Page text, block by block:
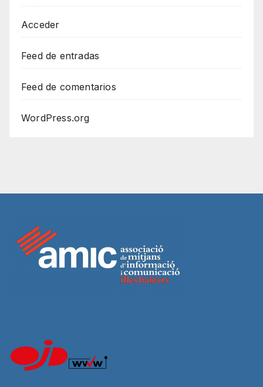
Acceder
Feed de entradas
Feed de comentarios
WordPress.org